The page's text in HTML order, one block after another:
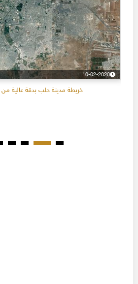
10-02-2020
خريطة مدينة حلب بدقة عالية من Google Earth